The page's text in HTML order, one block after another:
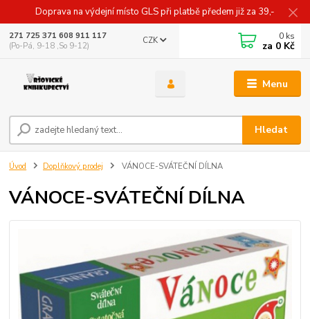
Doprava na výdejní místo GLS při platbě předem již za 39,-
Menu
CZK
Hledat
271 725 371 608 911 117
(Po-Pá, 9-18 ,So 9-12)
0 ks
za 0 Kč
Úvod Doplňkový prodej VÁNOCE-SVÁTEČNÍ DÍLNA
VÁNOCE-SVÁTEČNÍ DÍLNA